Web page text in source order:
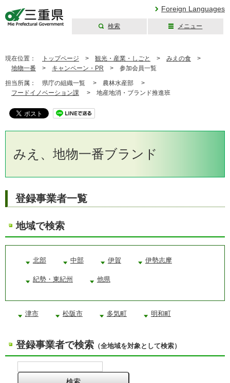
Foreign Languages
検索 メニュー
現在位置： トップページ > 観光・産業・しごと > みえの食 >
地物一番 > キャンペーン・PR > 参加会員一覧
担当所属： 県庁の組織一覧 > 農林水産部 >
フードイノベーション課 > 地産地消・ブランド推進班
みえ、地物一番ブランド
登録事業者一覧
地域で検索
北部 中部 伊賀 伊勢志摩
紀勢・東紀州 他県
津市 松阪市 多気町 明和町
登録事業者で検索 （全地域を対象として検索）